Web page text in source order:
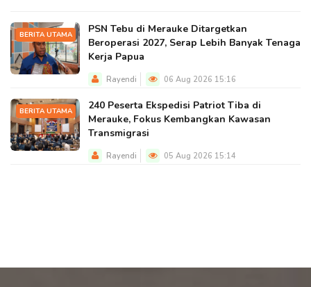
BERITA UTAMA
PSN Tebu di Merauke Ditargetkan
Beroperasi 2027, Serap Lebih Banyak Tenaga
Kerja Papua
Rayendi 06 Aug 2026 15:16
BERITA UTAMA
240 Peserta Ekspedisi Patriot Tiba di
Merauke, Fokus Kembangkan Kawasan
Transmigrasi
Rayendi 05 Aug 2026 15:14